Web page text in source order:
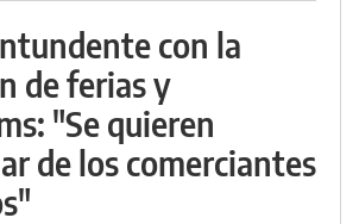
con la
de ferias y
"Se quieren
de los comerciantes